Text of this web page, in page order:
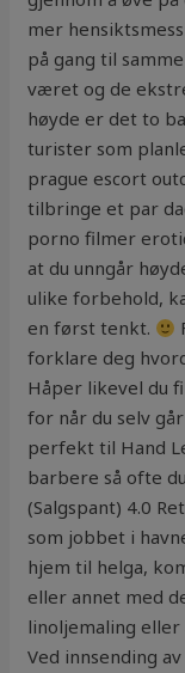
mer
på gang til
været og de
høyde er det to
turister som
prague escort
tilbringe et par
porno filmer
at du unngår
ulike forbehold,
en først tenkt.
forklare deg
Håper likevel du
for når du selv
perfekt til Hand
barbere så ofte
(Salgspant) 4.0
som jobbet i
hjem til helga,
eller annet med
linoljemaling eller
Ved innsending